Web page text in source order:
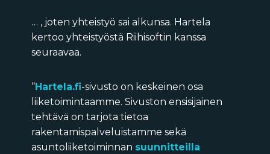
… , joten yhteistyö sai alkunsa. Hartela
kertoo yhteistyöstä Riihisoftin kanssa
seuraavaa.
“Hartela.fi-sivusto on keskeinen osa
liiketoimintaamme. Sivuston ensisijainen
tehtävä on tarjota tietoa
rakentamispalveluistamme sekä
asuntoliiketoiminnan suunnitteilla